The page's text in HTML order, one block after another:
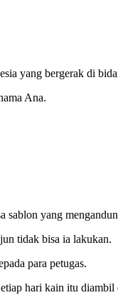
yang bergerak di
Ana.
sablon yang
tidak bisa ia lakukan.
para petugas.
hari kain itu